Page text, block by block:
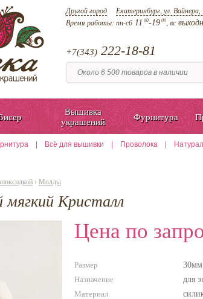
Другой город Екатеринбург, ул.
Время работы: пн-сб11 00-19 00, вс
+7(343) 222-18-81
Вышивка
украшений
Фурнитура
Всё для вышивки Проволока
› Молды
мягкий Кристалл
Цена по
Размер
30мм
Назначение
для
Материал